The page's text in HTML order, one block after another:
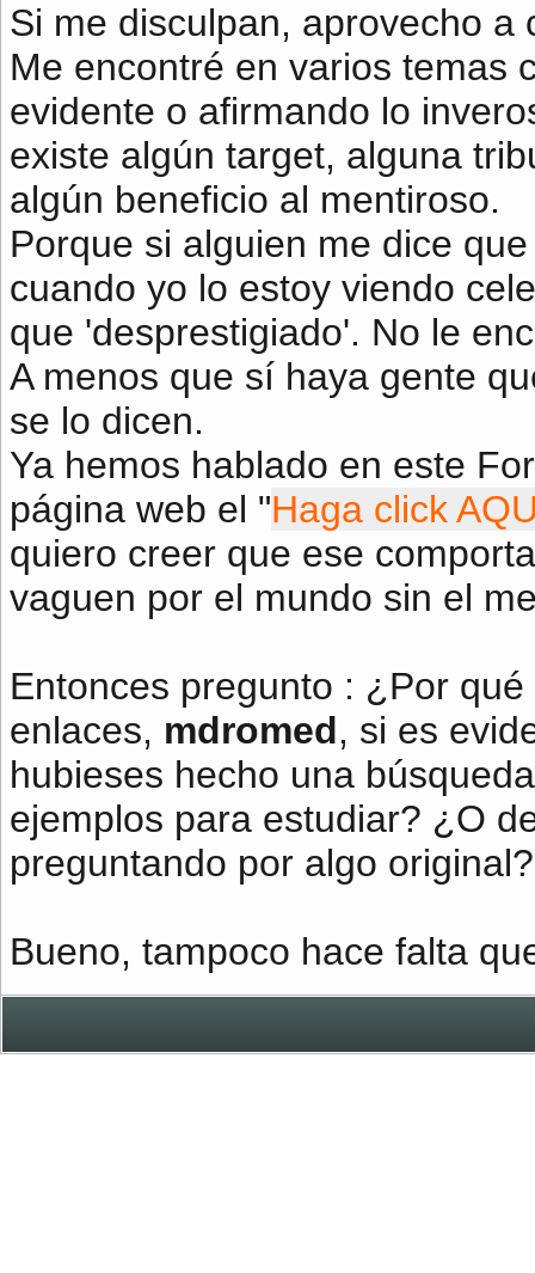
Si me disculpan, aprovecho a
Me encontré en varios temas
evidente o afirmando lo
existe algún target, alguna
algún beneficio al mentiroso.
Porque si alguien me dice
cuando yo lo estoy viendo
que 'desprestigiado'. No le
A menos que sí haya gente
se lo dicen.
Ya hemos hablado en este
página web el "Haga click
quiero creer que ese
vaguen por el mundo sin el
Entonces pregunto : ¿Por
enlaces, mdromed, si es
hubieses hecho una
ejemplos para estudiar? ¿O
preguntando por algo
Bueno, tampoco hace falta